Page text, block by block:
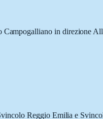
in direzione
Reggio Emilia e